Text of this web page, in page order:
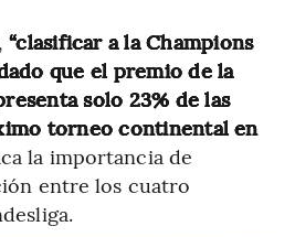
“clasificar a la Champions
que el premio de la
solo 23% de las
torneo continental en
la importancia de
entre los cuatro